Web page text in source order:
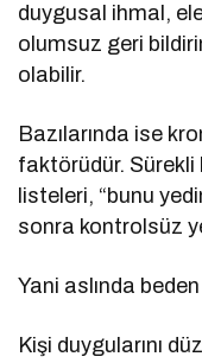
duygusal ihmal,
olumsuz geri
olabilir.
Bazılarında ise
faktörüdür. Sürekli
listeleri, “bunu
sonra kontrolsüz
Yani aslında
Kişi duygularını